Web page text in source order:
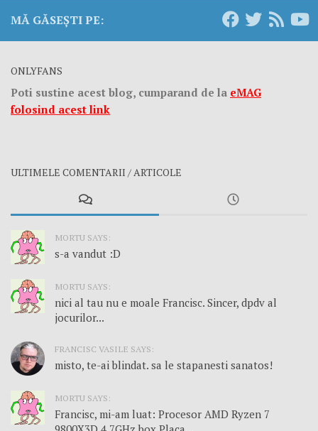
MĂ GĂSEȘTI PE:
ONLYFANS
Poti sustine acest blog, cumparand de la eMAG
folosind acest link
ULTIMELE COMENTARII / ARTICOLE
MORTU SAYS:
s-a vandut :D
MORTU SAYS:
nici al tau nu e moale Francisc. Sincer, dpdv al
jocurilor...
FRANCISC VASILE SAYS:
misto, te-ai blindat. sa le stapanesti sanatos!
MORTU SAYS:
Francisc, mi-am luat: Procesor AMD Ryzen 7